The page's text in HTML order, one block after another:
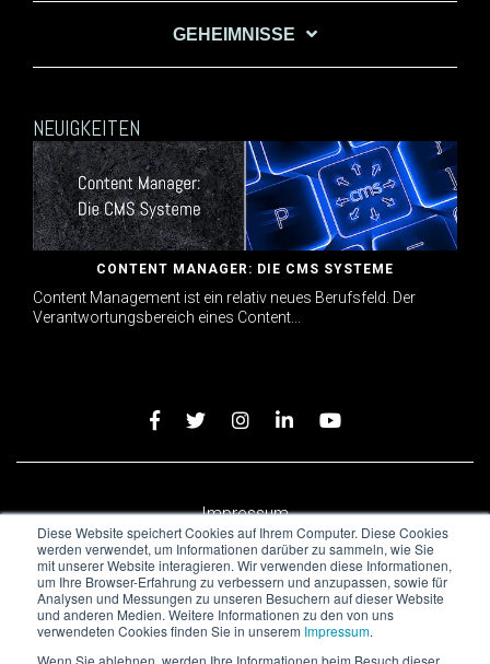
Diese Website speichert Cookies auf Ihrem Computer. Diese Cookies
werden verwendet, um Informationen darüber zu sammeln, wie Sie
mit unserer Website interagieren. Wir verwenden diese Informationen,
um Ihre Browser-Erfahrung zu verbessern und anzupassen, sowie für
Analysen und Messungen zu unseren Besuchern auf dieser Website
und anderen Medien. Weitere Informationen zu den von uns
verwendeten Cookies finden Sie in unserem Impressum.
Wenn Sie ablehnen, werden Ihre Informationen beim Besuch dieser
GEHEIMNISSE
NEUIGKEITEN
CONTENT MANAGER: DIE CMS SYSTEME
Content Management ist ein relativ neues Berufsfeld. Der
Verantwortungsbereich eines Content...
Impressum